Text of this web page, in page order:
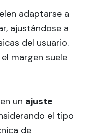
adaptarse a
ajustándose a
del usuario.
margen suele
un ajuste
el tipo
de